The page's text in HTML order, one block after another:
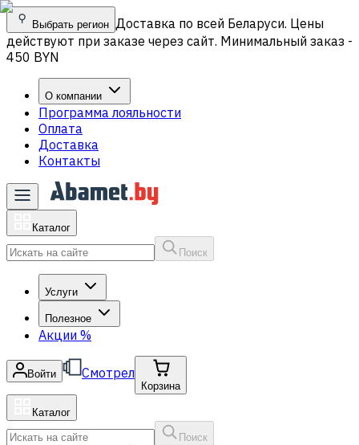
Выбрать регион Доставка по всей Беларуси. Цены
действуют при заказе через сайт. Минимальный заказ -
450 BYN
О компании
Программа лояльности
Оплата
Доставка
Контакты
Каталог
Поиск
Услуги
Полезное
Акции %
Войти Смотрел
Корзина
Каталог
Поиск